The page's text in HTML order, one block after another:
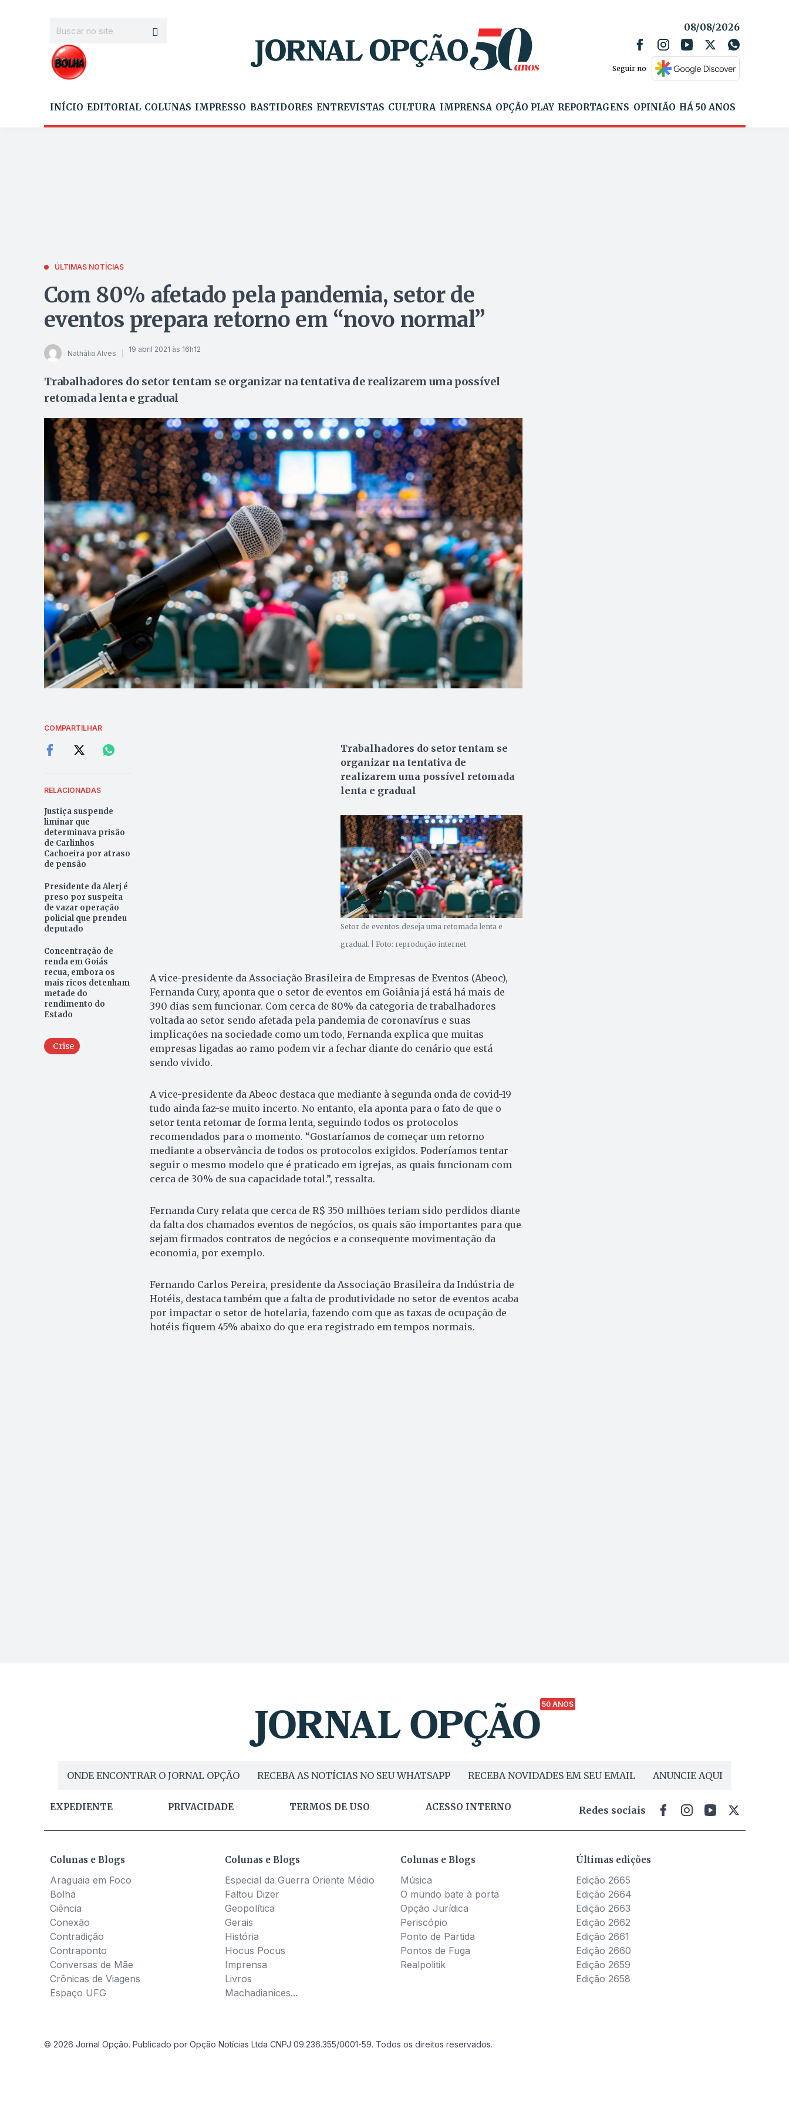
08/08/2026
Seguir no
INÍCIO EDITORIAL COLUNAS IMPRESSO BASTIDORES ENTREVISTAS CULTURA IMPRENSA OPÇÃO PLAY REPORTAGENS OPINIÃO HÁ 50 ANOS
ÚLTIMAS NOTÍCIAS
Com 80% afetado pela pandemia, setor de
eventos prepara retorno em “novo normal”
Nathália Alves 19 abril 2021 às 16h12
Trabalhadores do setor tentam se organizar na tentativa de realizarem uma possível
retomada lenta e gradual
COMPARTILHAR
RELACIONADAS
Justiça suspende
liminar que
determinava prisão
de Carlinhos
Cachoeira por atraso
de pensão
Presidente da Alerj é
preso por suspeita
de vazar operação
policial que prendeu
deputado
Concentração de
renda em Goiás
recua, embora os
mais ricos detenham
metade do
rendimento do
Estado
Crise
Trabalhadores do setor tentam se
organizar na tentativa de
realizarem uma possível retomada
lenta e gradual
Setor de eventos deseja uma retomada lenta e
gradual. | Foto: reprodução internet
A vice-presidente da Associação Brasileira de Empresas de Eventos (Abeoc),
Fernanda Cury, aponta que o setor de eventos em Goiânia já está há mais de
390 dias sem funcionar. Com cerca de 80% da categoria de trabalhadores
voltada ao setor sendo afetada pela pandemia de coronavírus e suas
implicações na sociedade como um todo, Fernanda explica que muitas
empresas ligadas ao ramo podem vir a fechar diante do cenário que está
sendo vivido.
A vice-presidente da Abeoc destaca que mediante à segunda onda de covid-19
tudo ainda faz-se muito incerto. No entanto, ela aponta para o fato de que o
setor tenta retomar de forma lenta, seguindo todos os protocolos
recomendados para o momento. “Gostaríamos de começar um retorno
mediante a observância de todos os protocolos exigidos. Poderíamos tentar
seguir o mesmo modelo que é praticado em igrejas, as quais funcionam com
cerca de 30% de sua capacidade total.”, ressalta.
Fernanda Cury relata que cerca de R$ 350 milhões teriam sido perdidos diante
da falta dos chamados eventos de negócios, os quais são importantes para que
sejam firmados contratos de negócios e a consequente movimentação da
economia, por exemplo.
Fernando Carlos Pereira, presidente da Associação Brasileira da Indústria de
Hotéis, destaca também que a falta de produtividade no setor de eventos acaba
por impactar o setor de hotelaria, fazendo com que as taxas de ocupação de
hotéis fiquem 45% abaixo do que era registrado em tempos normais.
50 ANOS
ONDE ENCONTRAR O JORNAL OPÇÃO RECEBA AS NOTÍCIAS NO SEU WHATSAPP RECEBA NOVIDADES EM SEU EMAIL ANUNCIE AQUI
EXPEDIENTE PRIVACIDADE TERMOS DE USO ACESSO INTERNO Redes sociais
Colunas e Blogs
Araguaia em Foco
Bolha
Ciência
Conexão
Contradição
Contraponto
Conversas de Mãe
Crônicas de Viagens
Espaço UFG
Colunas e Blogs
Especial da Guerra Oriente Médio
Faltou Dizer
Geopolítica
Gerais
História
Hocus Pocus
Imprensa
Livros
Machadianices...
Colunas e Blogs
Música
O mundo bate à porta
Opção Jurídica
Periscópio
Ponto de Partida
Pontos de Fuga
Realpolitik
Últimas edições
Edição 2665
Edição 2664
Edição 2663
Edição 2662
Edição 2661
Edição 2660
Edição 2659
Edição 2658
© 2026 Jornal Opção. Publicado por Opção Notícias Ltda CNPJ 09.236.355/0001-59. Todos os direitos reservados.